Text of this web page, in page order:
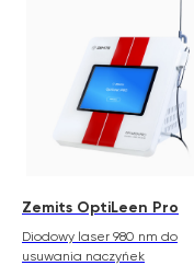
Zemits OptiLeen Pro
Diodowy laser 980 nm do
usuwania naczyńek
© 2026 Zemits.
01.04.2026 firma Newface
wystawiać oraz
formie
systemu